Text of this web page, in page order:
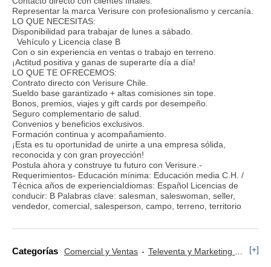
Representar la marca Verisure con profesionalismo y cercanía.
LO QUE NECESITAS:
Disponibilidad para trabajar de lunes a sábado.
Vehículo y Licencia clase B
Con o sin experiencia en ventas o trabajo en terreno.
¡Actitud positiva y ganas de superarte día a día!
LO QUE TE OFRECEMOS:
Contrato directo con Verisure Chile.
Sueldo base garantizado + altas comisiones sin tope.
Bonos, premios, viajes y gift cards por desempeño.
Seguro complementario de salud.
Convenios y beneficios exclusivos.
Formación continua y acompañamiento.
¡Esta es tu oportunidad de unirte a una empresa sólida,
reconocida y con gran proyección!
Postula ahora y construye tu futuro con Verisure.-
Requerimientos- Educación mínima: Educación media C.H. /
Técnica años de experienciaIdiomas: Español Licencias de
conducir: B Palabras clave: salesman, saleswoman, seller,
vendedor, comercial, salesperson, campo, terreno, territorio
Categorías Comercial y Ventas Televenta y Marketing Telefónico [+]